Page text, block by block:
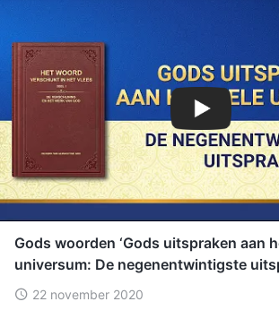
Gods woorden ‘Gods uitspraken aan
universum: De negenentwintigste
22 november 2020